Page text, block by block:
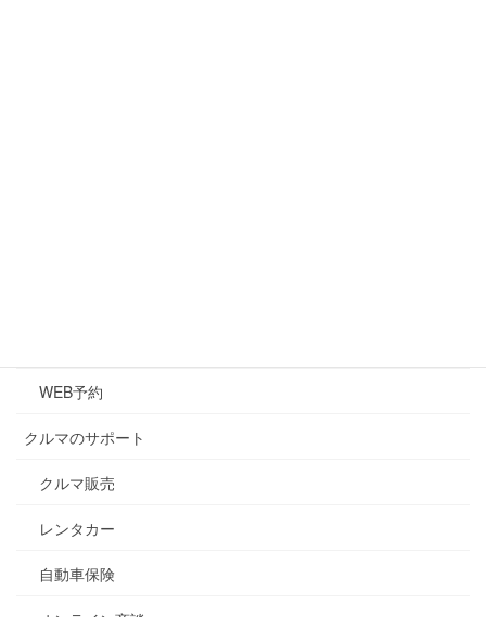
WEB予約
クルマのサポート
クルマ販売
レンタカー
自動車保険